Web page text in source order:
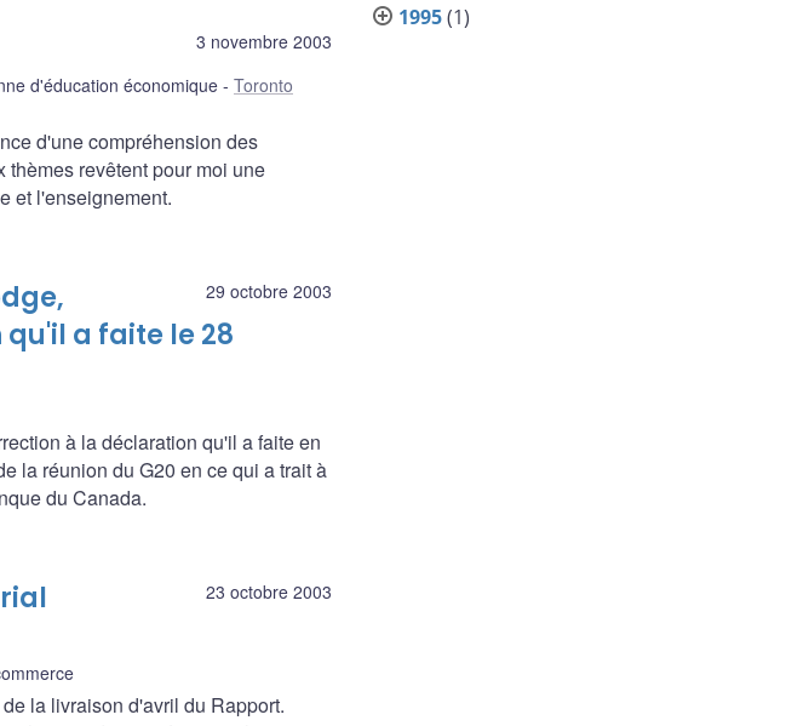
3 novembre 2003
d'éducation économique
Toronto
d'une compréhension des
revêtent pour moi une
et l'enseignement.
29 octobre 2003
a faite le 28
à la déclaration qu'il a faite en
la réunion du G20 en ce qui a trait à
du Canada.
23 octobre 2003
la livraison d'avril du Rapport.
1995(1)